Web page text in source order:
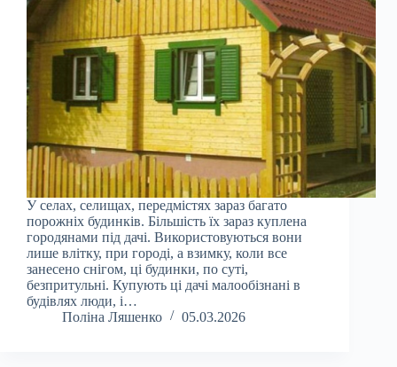
У селах, селищах, передмістях зараз багато
порожніх будинків. Більшість їх зараз куплена
городянами під дачі. Використовуються вони
лише влітку, при городі, а взимку, коли все
занесено снігом, ці будинки, по суті,
безпритульні. Купують ці дачі малообізнані в
будівлях люди, і…
Поліна Ляшенко
05.03.2026